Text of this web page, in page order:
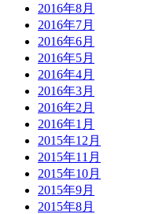
2016年8月
2016年7月
2016年6月
2016年5月
2016年4月
2016年3月
2016年2月
2016年1月
2015年12月
2015年11月
2015年10月
2015年9月
2015年8月